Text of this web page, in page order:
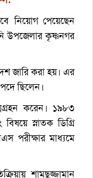
নিয়োগ পেয়েছেন
উপজেলার কৃষ্ণনগর
জারি করা হয়। এর
ছিলেন।
করেন। ১৯৮৩
স্নাতক ডিগ্রি
পরীক্ষার মাধ্যমে
শামছুজ্জামান